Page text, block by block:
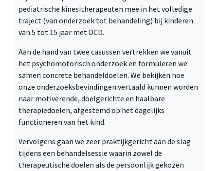
pediatrische kinesitherapeuten mee in het volledige
traject (van onderzoek tot behandeling) bij kinderen
van 5 tot 15 jaar met DCD.
Aan de hand van twee casussen vertrekken we vanuit
het psychomotorisch onderzoek en formuleren we
samen concrete behandeldoelen. We bekijken hoe
onze onderzoeksbevindingen vertaald kunnen worden
naar motiverende, doelgerichte en haalbare
therapiedoelen, afgestemd op het dagelijks
functioneren van het kind.
Vervolgens gaan we zeer praktijkgericht aan de slag
tijdens een behandelsessie waarin zowel de
therapeutische doelen als de persoonlijk gekozen